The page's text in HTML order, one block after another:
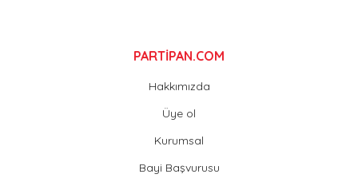
PARTİPAN.COM
Hakkımızda
Üye ol
Kurumsal
Bayi Başvurusu